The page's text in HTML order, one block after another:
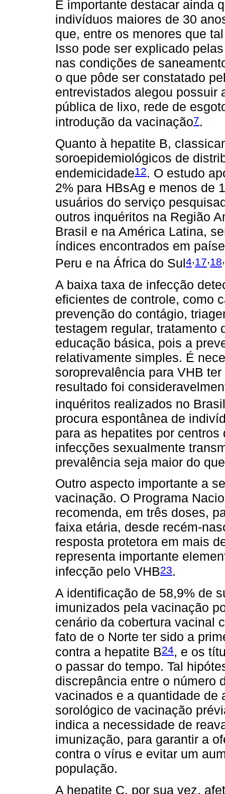
É importante destacar ainda
indivíduos maiores de 30
que, entre os menores que
Isso pode ser explicado
nas condições de
o que pôde ser constatado
entrevistados alegou possuir
pública de lixo, rede de
introdução da vacinação7.
Quanto à hepatite B,
soroepidemiológicos de
endemicidade12. O estudo
2% para HBsAg e menos de
usuários do serviço
outros inquéritos na Região
Brasil e na América Latina,
índices encontrados em
Peru e na África do Sul4,17,18,
A baixa taxa de infecção
eficientes de controle, como
prevenção do contágio,
testagem regular, tratamento
educação básica, pois a
relativamente simples. É
soroprevalência para VHB
resultado foi
inquéritos realizados no Brasil
procura espontânea de
para as hepatites por
infecções sexualmente
prevalência seja maior do
Outro aspecto importante a
vacinação. O Programa
recomenda, em três doses,
faixa etária, desde recém-
resposta protetora em mais
representa importante
infecção pelo VHB23.
A identificação de 58,9% de
imunizados pela vacinação
cenário da cobertura vacinal
fato de o Norte ter sido a
contra a hepatite B24, e os
o passar do tempo. Tal
discrepância entre o número
vacinados e a quantidade de
sorológico de vacinação
indica a necessidade de
imunização, para garantir a
contra o vírus e evitar um
população.
A hepatite C, por sua vez,